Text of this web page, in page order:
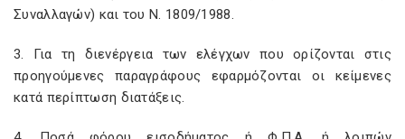
Συναλλαγών) και του Ν. 1809/1988.
3. Για τη διενέργεια των ελέγχων που ορίζονται στις
προηγούμενες παραγράφους εφαρμόζονται οι κείμενες
κατά περίπτωση διατάξεις.